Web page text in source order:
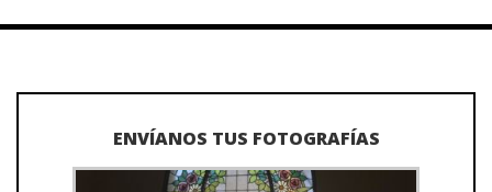
ENVÍANOS TUS FOTOGRAFÍAS